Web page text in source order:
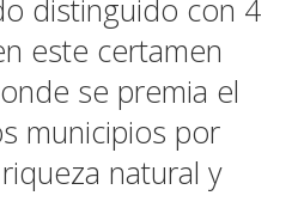
distinguido con 4
este certamen
se premia el
municipios por
natural y